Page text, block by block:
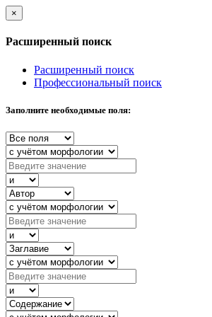
×
Расширенный поиск
Расширенный поиск
Профессиональный поиск
Заполните необходимые поля: